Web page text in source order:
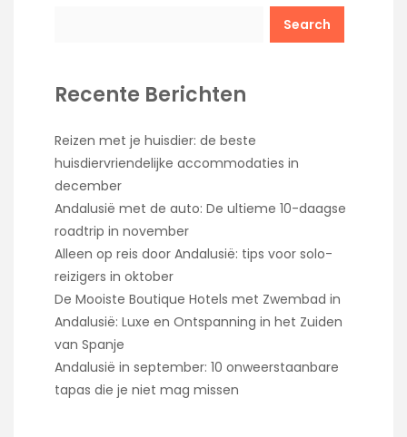
Recente Berichten
Reizen met je huisdier: de beste
huisdiervriendelijke accommodaties in
december
Andalusië met de auto: De ultieme 10-daagse
roadtrip in november
Alleen op reis door Andalusië: tips voor solo-
reizigers in oktober
De Mooiste Boutique Hotels met Zwembad in
Andalusië: Luxe en Ontspanning in het Zuiden
van Spanje
Andalusië in september: 10 onweerstaanbare
tapas die je niet mag missen